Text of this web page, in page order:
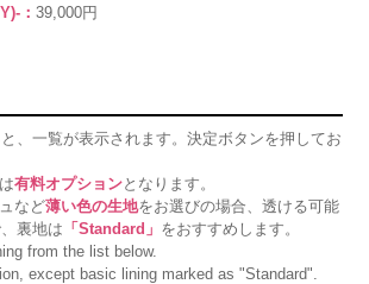
：39,000円
、一覧が表示されます。決定ボタンを押してお
有料オプションとなります。
など薄い色の生地をお選びの場合、透ける可能
裏地は 「Standard」 をおすすめします。
from the list below.
except basic lining marked as "Standard".